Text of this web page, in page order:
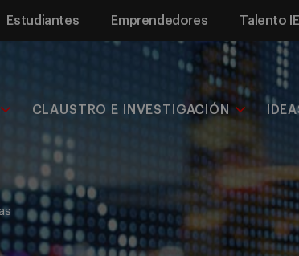
Estudiantes Emprendedores Talento
CLAUSTRO E INVESTIGACIÓN